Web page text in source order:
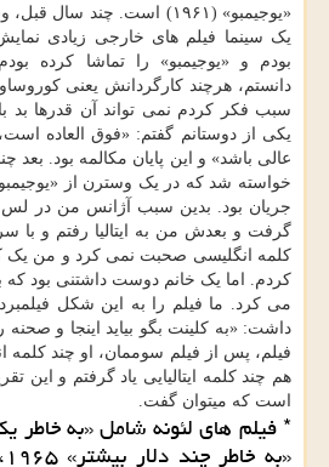
«یوجیمبو» (۱۹۶۱) است. چند
یک سینما فیلم های خارجی زیادی
بودم و «یوجیمبو» را تماشا کرده
دانستم، هرچند کارگردانش یعنی
سبب فکر کردم نمی تواند آن قدرها بد
یکی از دوستانم گفتم: «فوق العاده
عالی باشد» و این پایان مکالمه بود. بعد
خواسته شد که در یک وسترن از
جریان بود. بدین سبب آژانس من در لس
گرفت و بعدش من به ایتالیا رفتم و با
کلمه انگلیسی صحبت نمی کرد و من یک
می کرد. ما فیلم را به این شکل
داشت: «به کلینت بگو بیاید اینجا و صحنه
فیلم، پس از فیلم سوممان، او چند
هم چند کلمه ایتالیایی یاد گرفتم و این
است که میتوان گفت.